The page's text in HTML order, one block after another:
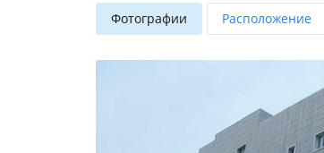
Фотографии Расположение